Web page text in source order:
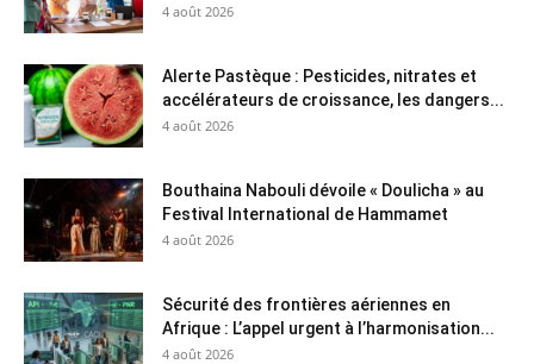
4 août 2026
Alerte Pastèque : Pesticides, nitrates et
accélérateurs de croissance, les dangers...
4 août 2026
Bouthaina Nabouli dévoile « Doulicha » au
Festival International de Hammamet
4 août 2026
Sécurité des frontières aériennes en
Afrique : L’appel urgent à l’harmonisation...
4 août 2026